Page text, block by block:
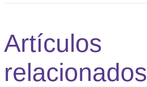
Artículos
relacionados